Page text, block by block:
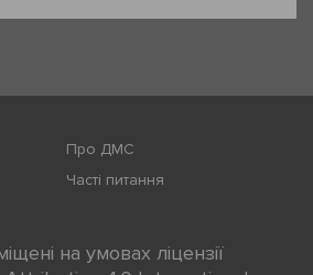
Про ДМС
Часті питання
на умовах ліцензії